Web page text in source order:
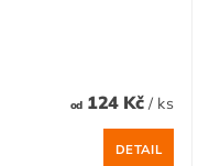
od124 Kč / ks
DETAIL